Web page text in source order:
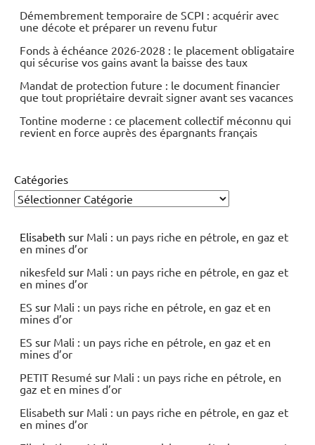
Démembrement temporaire de SCPI : acquérir avec
une décote et préparer un revenu futur
Fonds à échéance 2026-2028 : le placement obligataire
qui sécurise vos gains avant la baisse des taux
Mandat de protection future : le document financier
que tout propriétaire devrait signer avant ses vacances
Tontine moderne : ce placement collectif méconnu qui
revient en force auprès des épargnants français
Catégories
Elisabeth sur Mali : un pays riche en pétrole, en gaz et
en mines d’or
nikesfeld sur Mali : un pays riche en pétrole, en gaz et
en mines d’or
ES sur Mali : un pays riche en pétrole, en gaz et en
mines d’or
ES sur Mali : un pays riche en pétrole, en gaz et en
mines d’or
PETIT Resumé sur Mali : un pays riche en pétrole, en
gaz et en mines d’or
Elisabeth sur Mali : un pays riche en pétrole, en gaz et
en mines d’or